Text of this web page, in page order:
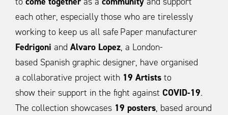
each other, especially those who are tirelessly
working to keep us all safe Paper manufacturer
Fedrigoni and Alvaro Lopez, a London-
based Spanish graphic designer, have organised
a collaborative project with 19 Artists to
show their support in the fight against COVID-19.
The collection showcases 19 posters, based around